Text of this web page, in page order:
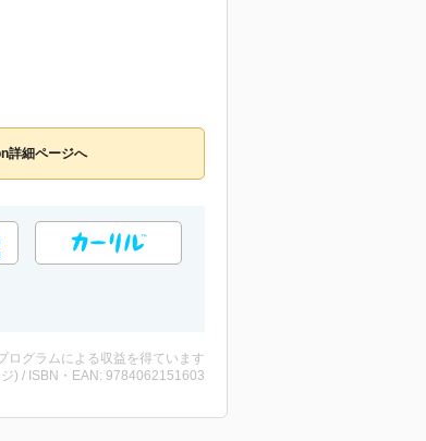
詳細ページへ
ログラムによる収益を得ています
) / ISBN・EAN: 9784062151603